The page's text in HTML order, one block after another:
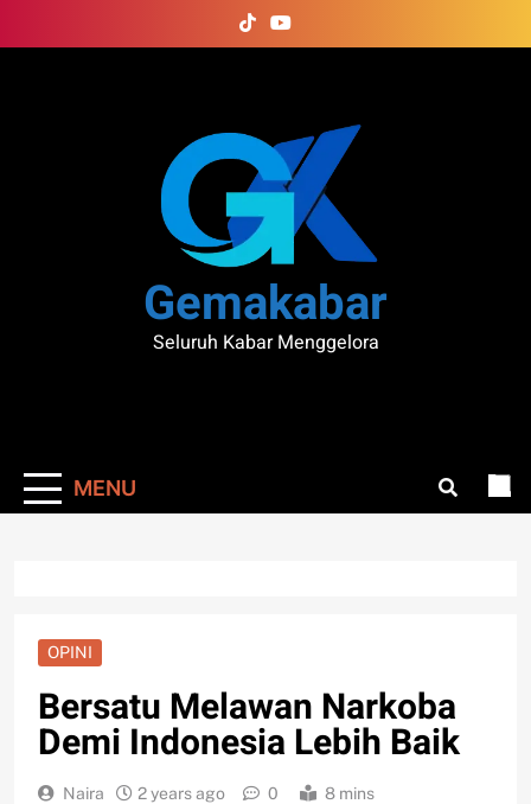
to
Gemakabar
Seluruh Kabar Menggelora
MENU
OPINI
Bersatu Melawan Narkoba
Demi Indonesia Lebih Baik
Naira 2 years ago 0 8 mins